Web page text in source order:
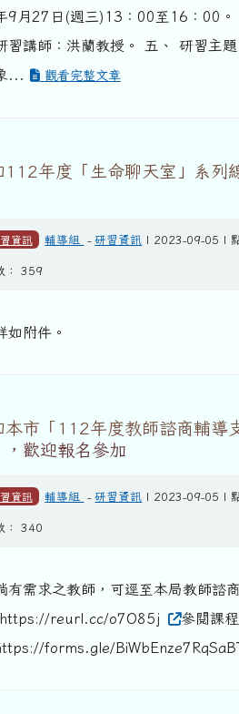
9月27日(週三)13：00至16：00。
習講師：洪蘭教授。 五、 研習主
...
觀看完整文章
112年度「生命聊天室」系列
資訊 輔導組 -研習資訊 | 2023-09-05 |
： 359
如附件。
本市「112年度教師諮商輔導
，歡迎報名參加
資訊 輔導組 -研習資訊 | 2023-09-05 |
： 340
有需求之教師，可逕至本局教師諮
reurl.cc/o7O85j
參閱課
forms.gle/